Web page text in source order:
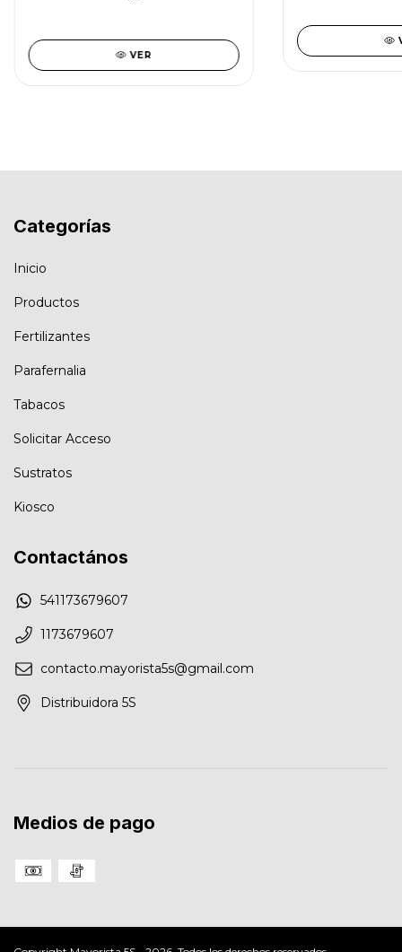
VER
Categorías
Inicio
Productos
Fertilizantes
Parafernalia
Tabacos
Solicitar Acceso
Sustratos
Kiosco
Contactános
541173679607
1173679607
contacto.mayorista5s@gmail.com
Distribuidora 5S
Medios de pago